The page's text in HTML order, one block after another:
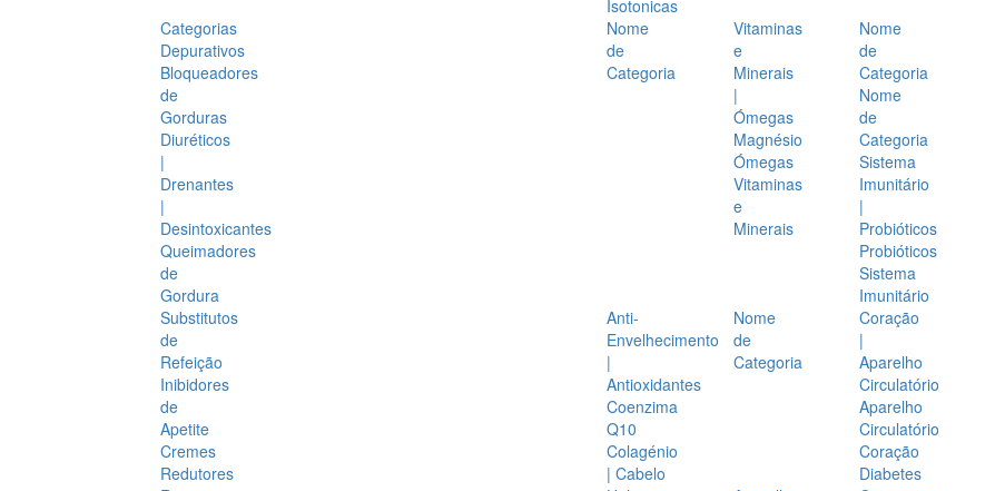
Isotonicas
Categorias
Depurativos
Bloqueadores
de
Gorduras
Diuréticos
|
Drenantes
|
Desintoxicantes
Queimadores
de
Gordura
Substitutos
de
Refeição
Inibidores
de
Apetite
Cremes
Redutores
Nome
de
Categoria
Vitaminas
e
Minerais
|
Ómegas
Magnésio
Ómegas
Vitaminas
e
Minerais
Nome
de
Categoria
Nome
de
Categoria
Sistema
Imunitário
|
Probióticos
Probióticos
Sistema
Imunitário
Anti-
Envelhecimento
|
Antioxidantes
Coenzima
Q10
Colagénio
| Cabelo
Nome
de
Categoria
Coração
|
Aparelho
Circulatório
Aparelho
Circulatório
Coração
Diabetes